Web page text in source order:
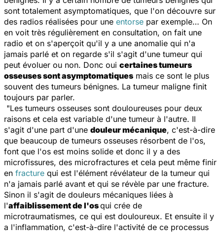
sont totalement asymptomatiques, que l'on découvre sur
des radios réalisées pour une entorse par exemple… On
en voit très régulièrement en consultation, on fait une
radio et on s'aperçoit qu'il y a une anomalie qui n'a
jamais parlé et on regarde s'il s'agit d'une tumeur qui
peut évoluer ou non. Donc oui certaines tumeurs
osseuses sont asymptomatiques mais ce sont le plus
souvent des tumeurs bénignes. La tumeur maligne finit
toujours par parler.
"Les tumeurs osseuses sont douloureuses pour deux
raisons et cela est variable d'une tumeur à l'autre. Il
s'agit d'une part d'une douleur mécanique, c'est-à-dire
que beaucoup de tumeurs osseuses résorbent de l'os,
font que l'os est moins solide et donc il y a des
microfissures, des microfractures et cela peut même finir
en fracture qui est l'élément révélateur de la tumeur qui
n'a jamais parlé avant et qui se révèle par une fracture.
Sinon il s'agit de douleurs mécaniques liées à
l'affaiblissement de l'osqui crée de
microtraumatismes, ce qui est douloureux. Et ensuite il y
a l'inflammation, c'est-à-dire l'activité de ce processus